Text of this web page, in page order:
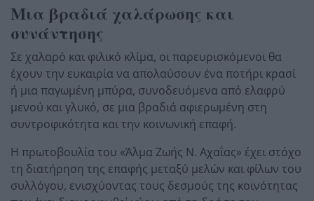
Μια βραδιά χαλάρωσης και
συνάντησης
Σε χαλαρό και φιλικό κλίμα, οι παρευρισκόμενοι θα
έχουν την ευκαιρία να απολαύσουν ένα ποτήρι κρασί
ή μια παγωμένη μπύρα, συνοδευόμενα από ελαφρύ
μενού και γλυκό, σε μια βραδιά αφιερωμένη στη
συντροφικότητα και την κοινωνική επαφή.
Η πρωτοβουλία του «Άλμα Ζωής Ν. Αχαΐας» έχει στόχο
τη διατήρηση της επαφής μεταξύ μελών και φίλων του
συλλόγου, ενισχύοντας τους δεσμούς της κοινότητας